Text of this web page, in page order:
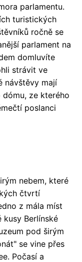
parlamentu.
turistických
ročně se
parlament na
domluvíte
strávit ve
návštěvy mají
ze kterého
poslanci
nebem, které
čtvrtí
z mála míst
Berlínské
pod širým
se vine přes
Počasí a